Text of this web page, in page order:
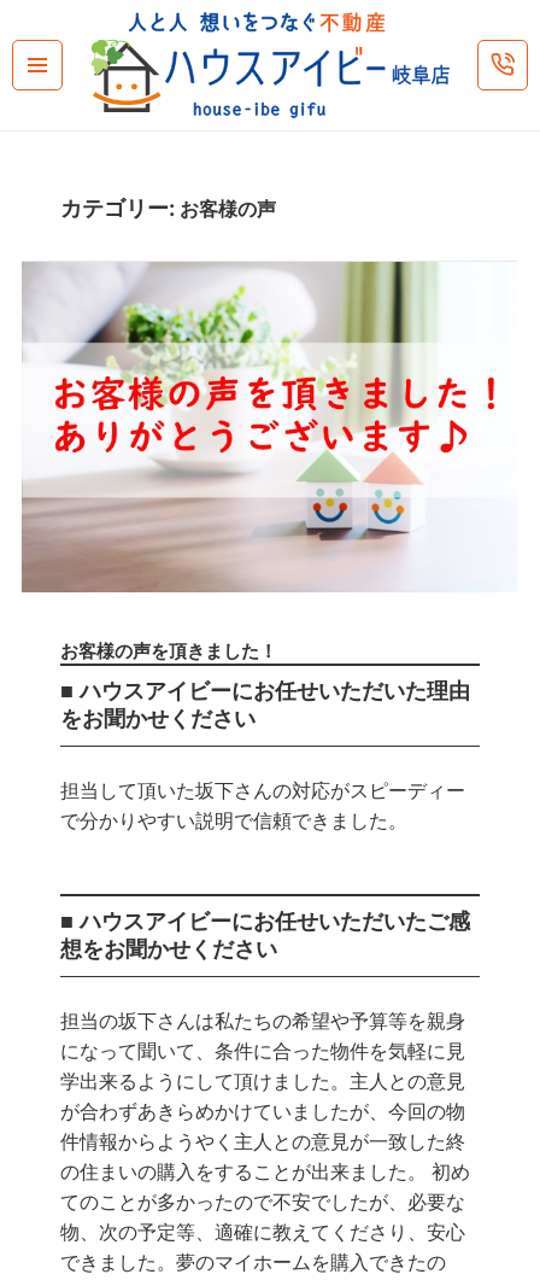
カテゴリー: お客様の声
お客様の声を頂きました！
■ ハウスアイビーにお任せいただいた理由
をお聞かせください
担当して頂いた坂下さんの対応がスピーディー
で分かりやすい説明で信頼できました。
■ ハウスアイビーにお任せいただいたご感
想をお聞かせください
担当の坂下さんは私たちの希望や予算等を親身
になって聞いて、条件に合った物件を気軽に見
学出来るようにして頂けました。主人との意見
が合わずあきらめかけていましたが、今回の物
件情報からようやく主人との意見が一致した終
の住まいの購入をすることが出来ました。 初め
てのことが多かったので不安でしたが、必要な
物、次の予定等、適確に教えてくださり、安心
できました。夢のマイホームを購入できたの